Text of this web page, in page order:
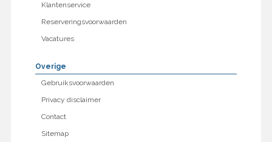
Klantenservice
Reserveringsvoorwaarden
Vacatures
Overige
Gebruiksvoorwaarden
Privacy disclaimer
Contact
Sitemap